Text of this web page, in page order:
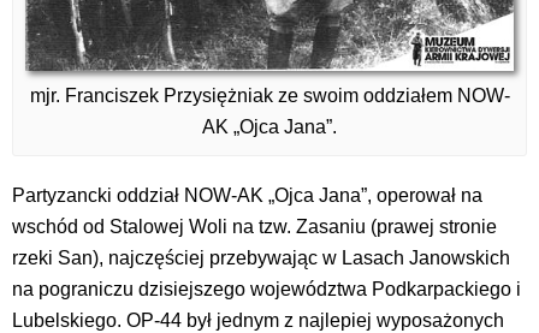
mjr. Franciszek Przysiężniak ze swoim oddziałem NOW-
AK „Ojca Jana”.
Partyzancki oddział NOW-AK „Ojca Jana”, operował na
wschód od Stalowej Woli na tzw. Zasaniu (prawej stronie
rzeki San), najczęściej przebywając w Lasach Janowskich
na pograniczu dzisiejszego województwa Podkarpackiego i
Lubelskiego. OP-44 był jednym z najlepiej wyposażonych